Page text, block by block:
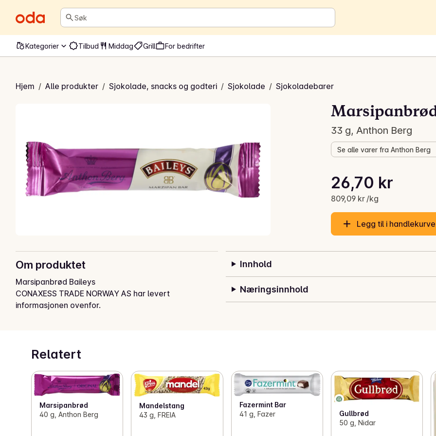
Søk
Kategorier Tilbud Middag Grill For bedrifter
Hjem / Alle produkter / Sjokolade, snacks og godteri / Sjokolade / Sjokoladebarer
Baileys
33 g, Anthon Berg
Se alle varer fra Anthon Berg
Gjeldende pris er: 26,70 kr
26,70 kr
809,09 kr /kg
Stykkpris: 809,09 kr /kg
Legg til i
Om produktet
Marsipanbrød Baileys
CONAXESS TRADE NORWAY AS har levert
informasjonen ovenfor.
Innhold
Næringsinnhold
Relatert
Marsipanbrød
40 g, Anthon Berg
Mandelstang
43 g, FREIA
Fazermint Bar
41 g, Fazer
Gullbrød
50 g, Nidar